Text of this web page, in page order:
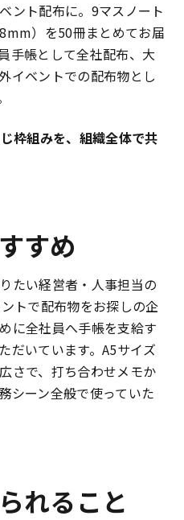
ント配布に。9マスノート
）を50冊まとめてお届
手帳として全社配布、大
イベントでの配布物とし
枠組みを、組織全体で共
すめ
たい経営者・人事担当の
トで配布物をお探しの企
に全社員へ手帳を支給す
だいています。A5サイズ
さで、打ち合わせメモか
シーン全般で使っていた
れること